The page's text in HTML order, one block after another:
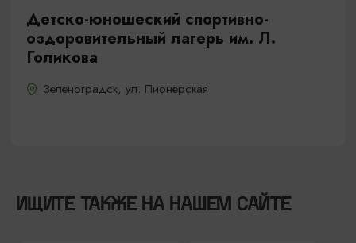
Детско-юношеский спортивно-
оздоровительный лагерь им. Л.
Голикова
Зеленоградск, ул. Пионерская
ИЩИТЕ ТАКЖЕ НА НАШЕМ САЙТЕ